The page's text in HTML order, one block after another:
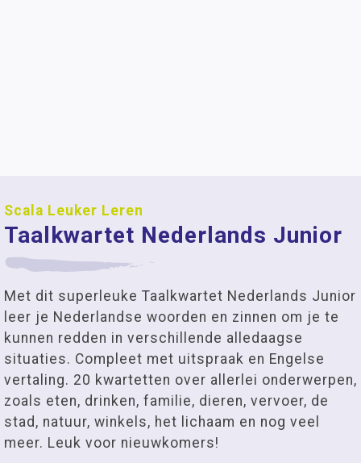
Scala Leuker Leren
Taalkwartet Nederlands Junior
Met dit superleuke Taalkwartet Nederlands Junior
leer je Nederlandse woorden en zinnen om je te
kunnen redden in verschillende alledaagse
situaties. Compleet met uitspraak en Engelse
vertaling. 20 kwartetten over allerlei onderwerpen,
zoals eten, drinken, familie, dieren, vervoer, de
stad, natuur, winkels, het lichaam en nog veel
meer. Leuk voor nieuwkomers!